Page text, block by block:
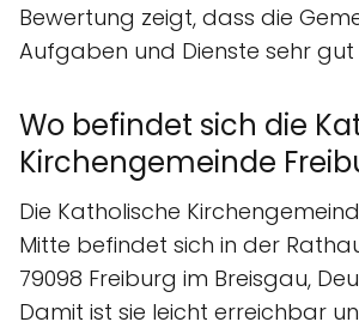
Bewertung zeigt, dass die
Aufgaben und Dienste sehr gut
Wo befindet sich die
Kirchengemeinde
Die Katholische
Mitte befindet sich in der
79098 Freiburg im Breisgau,
Damit ist sie leicht erreichbar